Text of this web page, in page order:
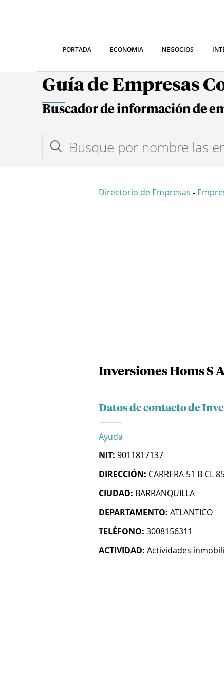
PORTADA ECONOMIA NEGOCIOS
Guía de Empresas
Buscador de información de
Directorio de Empresas -
Inversiones Homs S
Datos de contacto de
Ayuda
NIT: 9011817137
DIRECCIÓN: CARRERA 51 B CL
CIUDAD: BARRANQUILLA
DEPARTAMENTO: ATLANTICO
TELÉFONO: 3008156311
ACTIVIDAD: Actividades